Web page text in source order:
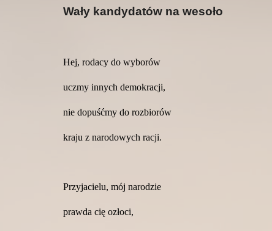
Wały kandydatów na wesoło
Hej, rodacy do wyborów
uczmy innych demokracji,
nie dopuśćmy do rozbiorów
kraju z narodowych racji.
Przyjacielu, mój narodzie
prawda cię ozłoci,